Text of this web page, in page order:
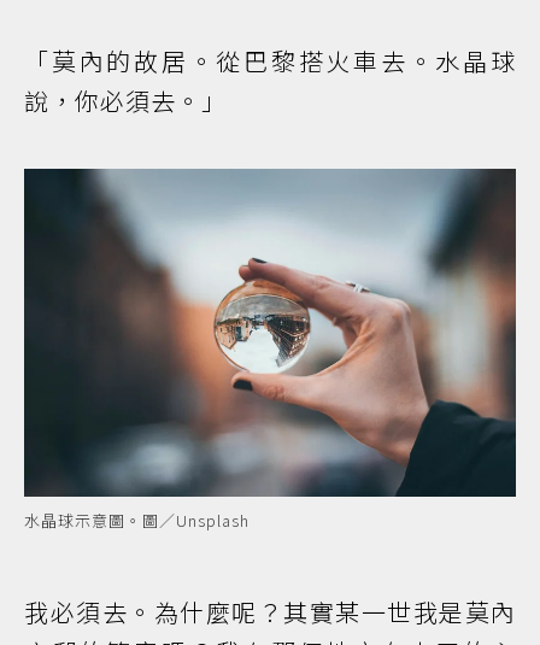
「莫內的故居。從巴黎搭火車去。水晶球
說，你必須去。」
水晶球示意圖。圖／Unsplash
我必須去。為什麼呢？其實某一世我是莫內